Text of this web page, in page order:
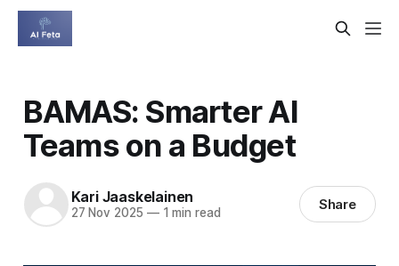
BAMAS: Smarter AI
Teams on a Budget
Kari Jaaskelainen
27 Nov 2025 —1 min read Share